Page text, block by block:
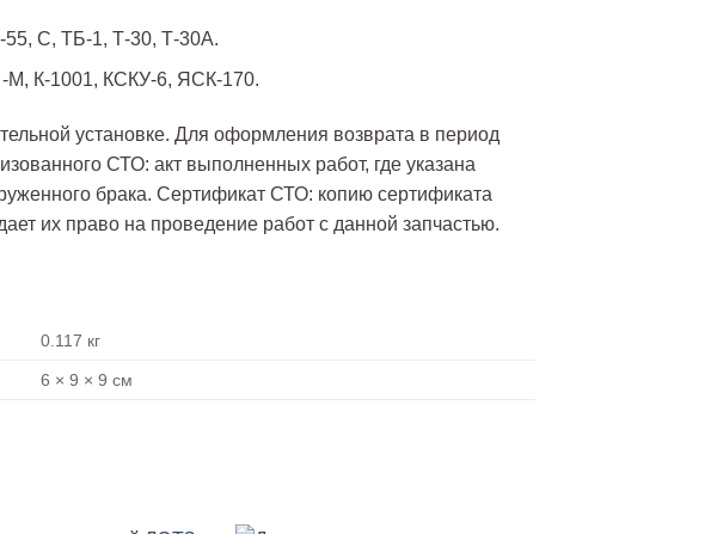
С, ТБ-1, Т-30, Т-30А.
М, К-1001, КСКУ-6, ЯСК-170.
установке. Для оформления возврата в период
СТО: акт выполненных работ, где указана
брака. Сертификат СТО: копию сертификата
их право на проведение работ с данной запчастью.
0.117 кг
6 × 9 × 9 см